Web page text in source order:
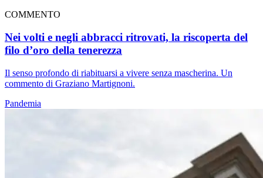
COMMENTO
Nei volti e negli abbracci ritrovati, la riscoperta del
filo d’oro della tenerezza
Il senso profondo di riabituarsi a vivere senza mascherina. Un
commento di Graziano Martignoni.
Pandemia